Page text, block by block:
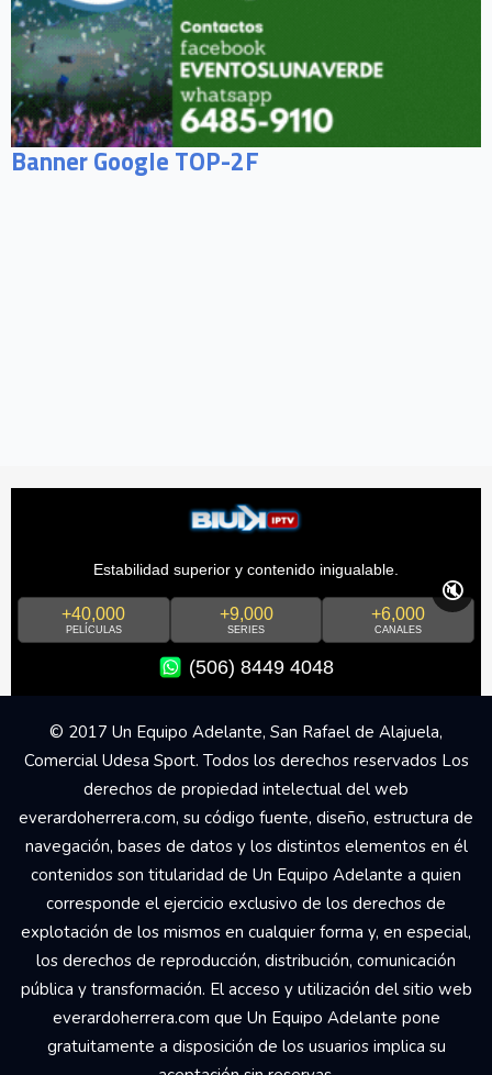
Banner Google TOP-2F
Estabilidad superior y contenido inigualable.
+40,000
PELÍCULAS
+9,000
SERIES
+6,000
CANALES
(506) 8449 4048
🔇
© 2017 Un Equipo Adelante, San Rafael de Alajuela,
Comercial Udesa Sport. Todos los derechos reservados Los
derechos de propiedad intelectual del web
everardoherrera.com, su código fuente, diseño, estructura de
navegación, bases de datos y los distintos elementos en él
contenidos son titularidad de Un Equipo Adelante a quien
corresponde el ejercicio exclusivo de los derechos de
explotación de los mismos en cualquier forma y, en especial,
los derechos de reproducción, distribución, comunicación
pública y transformación. El acceso y utilización del sitio web
everardoherrera.com que Un Equipo Adelante pone
gratuitamente a disposición de los usuarios implica su